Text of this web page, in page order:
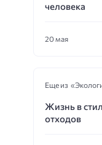
человека
20 мая
Еще из
Жизнь в
отходов